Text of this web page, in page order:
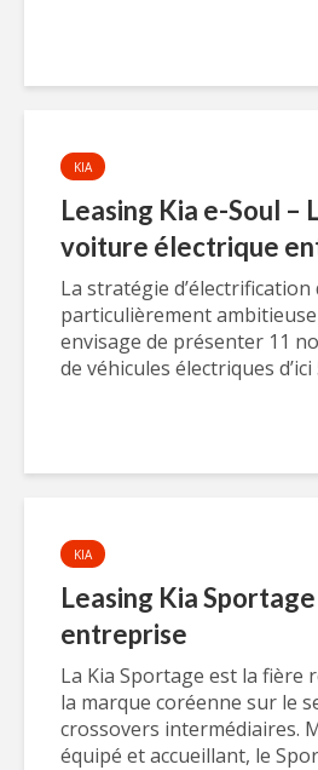
KIA
Leasing Kia e-Soul –
voiture électrique
La stratégie d’électrification
particulièrement ambitieuse
envisage de présenter 11
de véhicules électriques d’ici
KIA
Leasing Kia
entreprise
La Kia Sportage est la fière
la marque coréenne sur le
crossovers intermédiaires.
équipé et accueillant, le